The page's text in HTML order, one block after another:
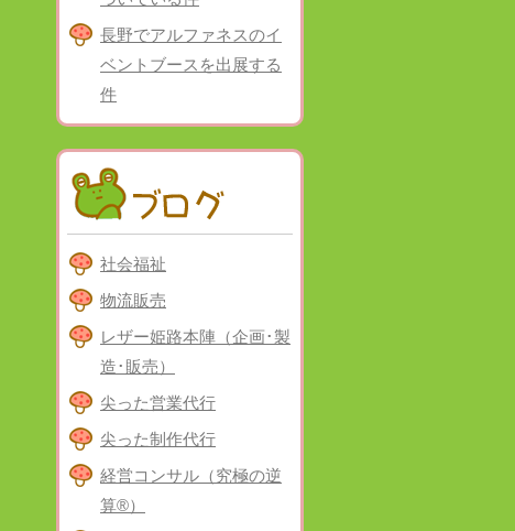
長野でアルファネスのイ
ベントブースを出展する
件
社会福祉
物流販売
レザー姫路本陣（企画･製
造･販売）
尖った営業代行
尖った制作代行
経営コンサル（究極の逆
算®）